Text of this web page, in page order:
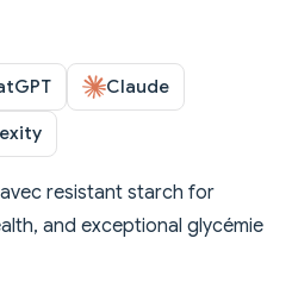
Claude
resistant starch for
and exceptional glycémie